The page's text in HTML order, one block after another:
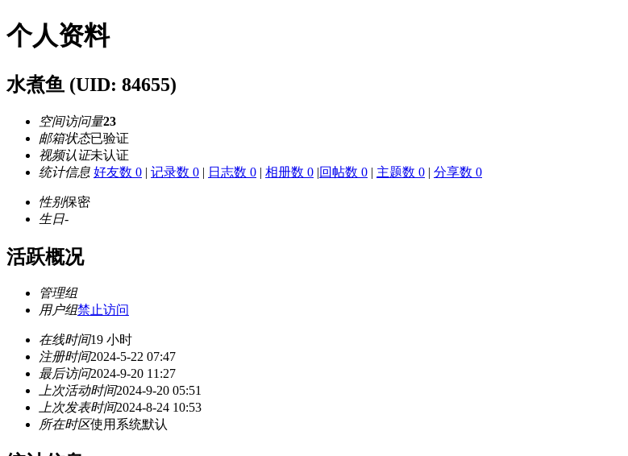
个人资料
水煮鱼 (UID: 84655)
空间访问量23
邮箱状态已验证
视频认证未认证
统计信息 好友数 0 | 记录数 0 | 日志数 0 | 相册数 0 |回帖数 0 | 主题数 0 | 分享数 0
性别保密
生日-
活跃概况
管理组
用户组禁止访问
在线时间19 小时
注册时间2024-5-22 07:47
最后访问2024-9-20 11:27
上次活动时间2024-9-20 05:51
上次发表时间2024-8-24 10:53
所在时区使用系统默认